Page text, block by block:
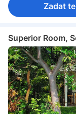
Zadat
Superior Room,